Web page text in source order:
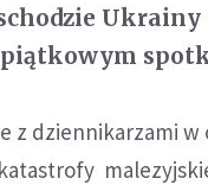
Ukrainy
z dziennikarzami